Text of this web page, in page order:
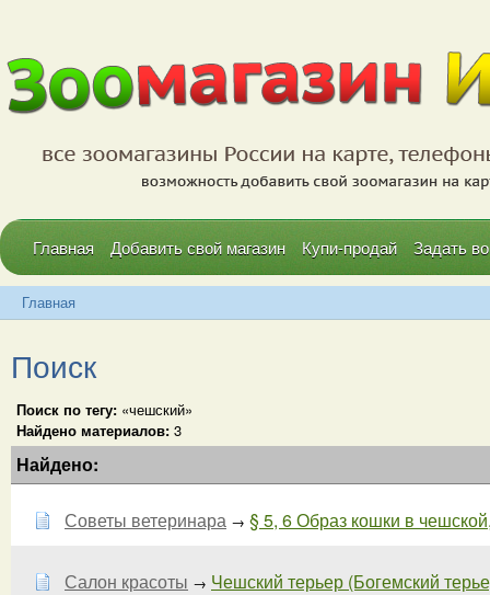
Главная Добавить свой магазин Купи-продай Задать
Главная
Поиск
Поиск по тегу: «чешский»
Найдено материалов: 3
Найдено:
Советы ветеринара → § 5, 6 Образ кошки в
Салон красоты → Чешский терьер (Богемский